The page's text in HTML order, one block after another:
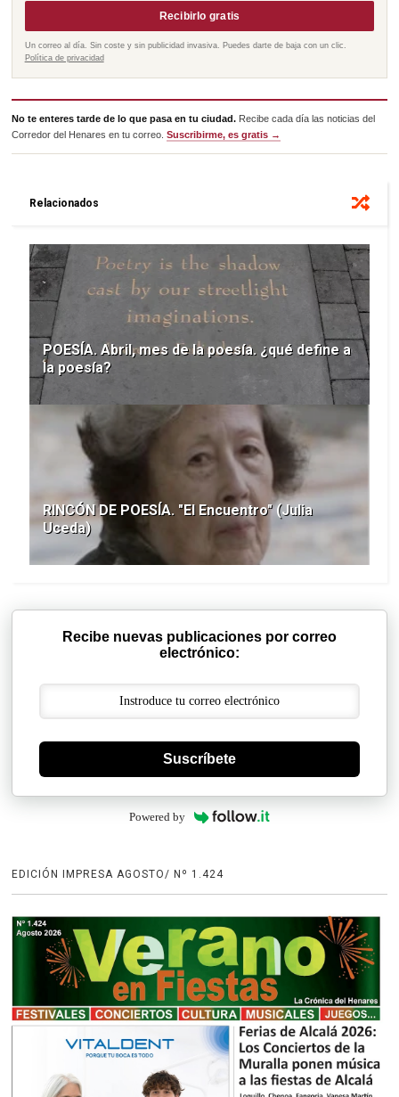
Recibirlo gratis
Un correo al día. Sin coste y sin publicidad invasiva. Puedes darte de baja con un clic.
Política de privacidad
No te enteres tarde de lo que pasa en tu ciudad. Recibe cada día las noticias del
Corredor del Henares en tu correo.Suscribirme, es gratis →
Relacionados
POESÍA. Abril, mes de la poesía. ¿qué define a
la poesía?
RINCÓN DE POESÍA. "El Encuentro" (Julia
Uceda)
Recibe nuevas publicaciones por correo
electrónico:
Suscríbete
Powered by
EDICIÓN IMPRESA AGOSTO/ Nº 1.424